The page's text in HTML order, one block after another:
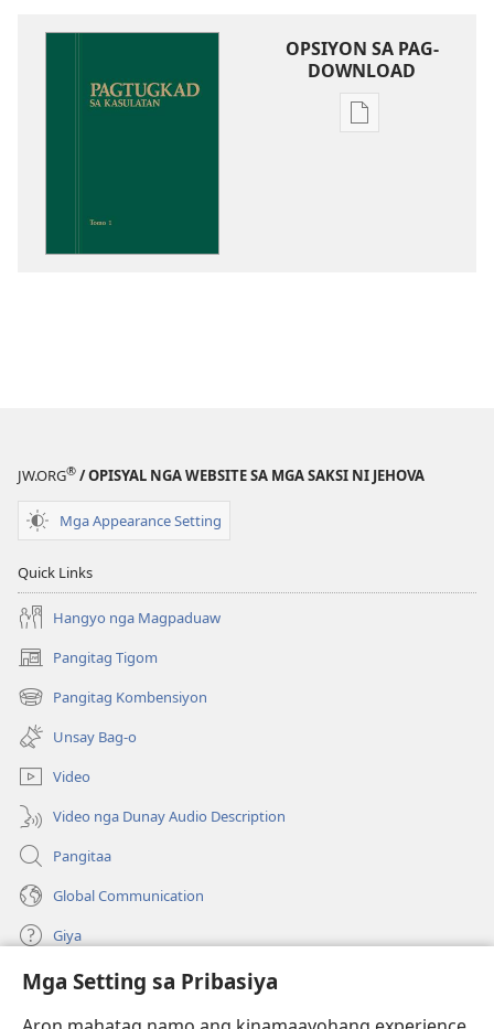
Mga Setting sa Pribasiya
OPSIYON SA PAG-
DOWNLOAD
Opsiyon
JW.ORG® / OPISYAL NGA WEBSITE SA MGA SAKSI NI JEHOVA
Mga Appearance Setting
Quick Links
Hangyo nga Magpaduaw
Pangitag Tigom
(mo-
open
ug
bag-
ong
window)
Pangitag Kombensiyon
(mo-
open
ug
bag-
ong
window)
Unsay Bag-o
Video
Video nga Dunay Audio Description
Pangitaa
Global Communication
Giya
Donasyon
(mo-
open